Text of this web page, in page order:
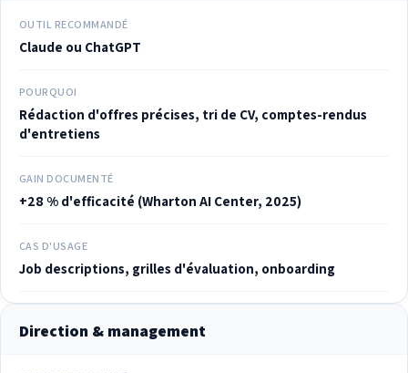
OUTIL RECOMMANDÉ
Claude ou ChatGPT
POURQUOI
Rédaction d'offres précises, tri de CV, comptes-rendus
d'entretiens
GAIN DOCUMENTÉ
+28 % d'efficacité (Wharton AI Center, 2025)
CAS D'USAGE
Job descriptions, grilles d'évaluation, onboarding
Direction & management